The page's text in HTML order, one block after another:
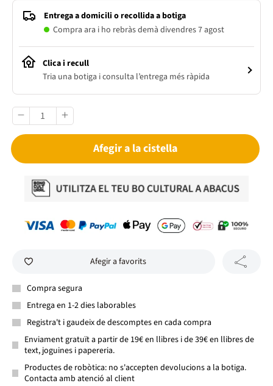
Entrega a domicili o recollida a botiga
Compra ara i ho rebràs demà divendres 7 agost
Clica i recull
Tria una botiga i consulta l’entrega més ràpida
Afegir a la cistella
Afegir a favorits
Compra segura
Entrega en 1-2 dies laborables
Registra't i gaudeix de descomptes en cada compra
Enviament gratuït a partir de 19€ en llibres i de 39€ en llibres de
text, joguines i papereria.
Productes de robòtica: no s'accepten devolucions a la botiga.
Contacta amb atenció al client